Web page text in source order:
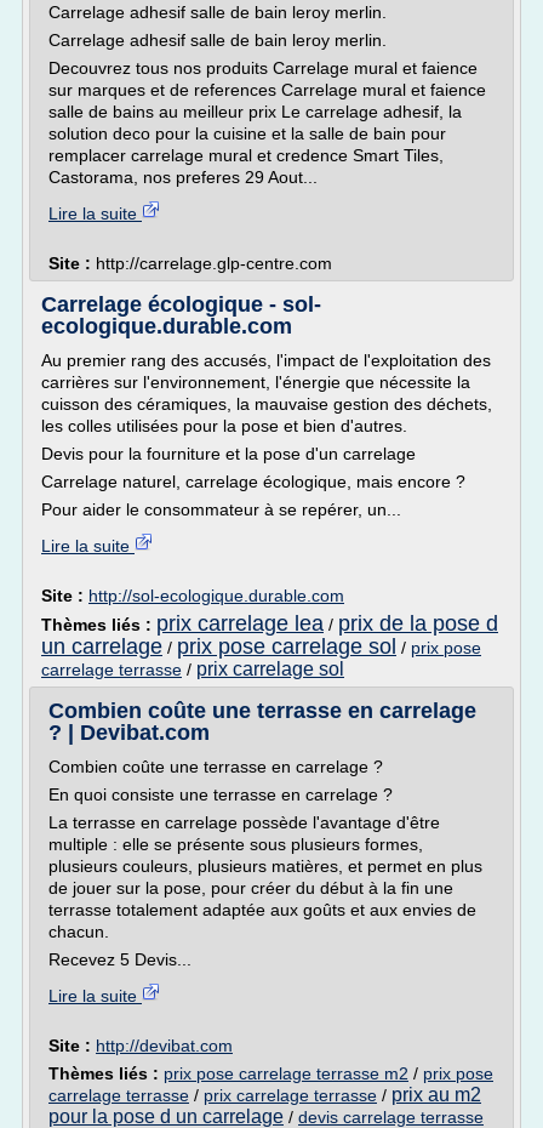
Carrelage adhesif salle de bain leroy merlin.
Carrelage adhesif salle de bain leroy merlin.
Decouvrez tous nos produits Carrelage mural et faience
sur marques et de references Carrelage mural et faience
salle de bains au meilleur prix Le carrelage adhesif, la
solution deco pour la cuisine et la salle de bain pour
remplacer carrelage mural et credence Smart Tiles,
Castorama, nos preferes 29 Aout...
Lire la suite
Site : http://carrelage.glp-centre.com
Carrelage écologique - sol-
ecologique.durable.com
Au premier rang des accusés, l'impact de l'exploitation des
carrières sur l'environnement, l'énergie que nécessite la
cuisson des céramiques, la mauvaise gestion des déchets,
les colles utilisées pour la pose et bien d'autres.
Devis pour la fourniture et la pose d'un carrelage
Carrelage naturel, carrelage écologique, mais encore ?
Pour aider le consommateur à se repérer, un...
Lire la suite
Site : http://sol-ecologique.durable.com
Thèmes liés : prix carrelage lea / prix de la pose d
un carrelage / prix pose carrelage sol / prix pose
carrelage terrasse / prix carrelage sol
Combien coûte une terrasse en carrelage
? | Devibat.com
Combien coûte une terrasse en carrelage ?
En quoi consiste une terrasse en carrelage ?
La terrasse en carrelage possède l'avantage d'être
multiple : elle se présente sous plusieurs formes,
plusieurs couleurs, plusieurs matières, et permet en plus
de jouer sur la pose, pour créer du début à la fin une
terrasse totalement adaptée aux goûts et aux envies de
chacun.
Recevez 5 Devis...
Lire la suite
Site : http://devibat.com
Thèmes liés : prix pose carrelage terrasse m2 / prix pose
carrelage terrasse / prix carrelage terrasse / prix au m2
pour la pose d un carrelage / devis carrelage terrasse